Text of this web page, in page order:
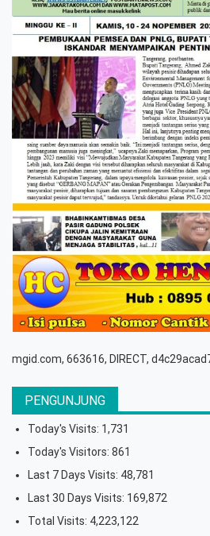
mgid.com, 663616, DIRECT,
PENGUNJUNG
Today's Visits: 1,731
Today's Visitors: 861
Last 7 Days Visits: 48,781
Last 30 Days Visits: 169,872
Total Visits: 4,223,122